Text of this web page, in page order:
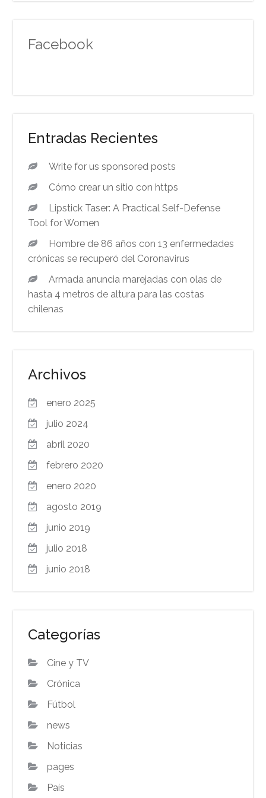
Facebook
Entradas Recientes
Write for us sponsored posts
Cómo crear un sitio con https
Lipstick Taser: A Practical Self-Defense
Tool for Women
Hombre de 86 años con 13 enfermedades
crónicas se recuperó del Coronavirus
Armada anuncia marejadas con olas de
hasta 4 metros de altura para las costas
chilenas
Archivos
enero 2025
julio 2024
abril 2020
febrero 2020
enero 2020
agosto 2019
junio 2019
julio 2018
junio 2018
Categorías
Cine y TV
Crónica
Fútbol
news
Noticias
pages
País